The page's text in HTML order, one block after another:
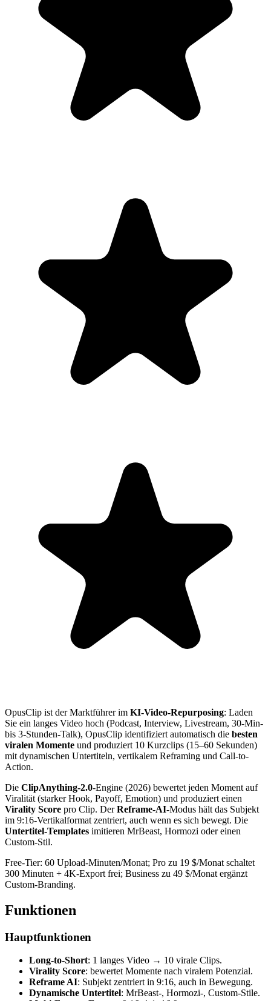
OpusClip ist der Marktführer im KI-Video-Repurposing: Laden
Sie ein langes Video hoch (Podcast, Interview, Livestream, 30-Min-
bis 3-Stunden-Talk), OpusClip identifiziert automatisch die besten
viralen Momente und produziert 10 Kurzclips (15–60 Sekunden)
mit dynamischen Untertiteln, vertikalem Reframing und Call-to-
Action.
Die ClipAnything-2.0-Engine (2026) bewertet jeden Moment auf
Viralität (starker Hook, Payoff, Emotion) und produziert einen
Virality Score pro Clip. DerReframe-AI-Modus hält das Subjekt
im 9:16-Vertikalformat zentriert, auch wenn es sich bewegt. Die
Untertitel-Templates imitieren MrBeast, Hormozi oder einen
Custom-Stil.
Free-Tier: 60 Upload-Minuten/Monat; Pro zu 19 $/Monat schaltet
300 Minuten + 4K-Export frei; Business zu 49 $/Monat ergänzt
Custom-Branding.
Funktionen
Hauptfunktionen
Long-to-Short: 1 langes Video → 10 virale Clips.
Virality Score: bewertet Momente nach viralem Potenzial.
Reframe AI: Subjekt zentriert in 9:16, auch in Bewegung.
Dynamische Untertitel: MrBeast-, Hormozi-, Custom-Stile.